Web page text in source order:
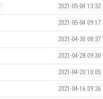
2021-05-04 13:32
2021-05-04 09:17
2021-04-30 08:37
2021-04-28 09:30
2021-04-20 10:05
2021-04-16 09:26